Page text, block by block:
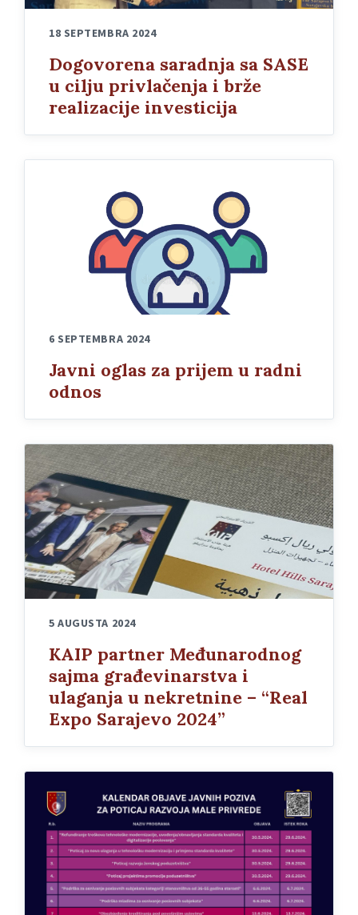
18 SEPTEMBRA 2024
Dogovorena saradnja sa SASE
u cilju privlačenja i brže
realizacije investicija
6 SEPTEMBRA 2024
Javni oglas za prijem u radni
odnos
5 AUGUSTA 2024
KAIP partner Međunarodnog
sajma građevinarstva i
ulaganja u nekretnine – “Real
Expo Sarajevo 2024”